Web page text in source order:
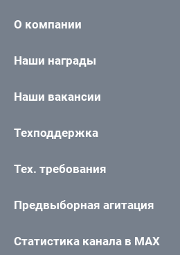
О компании
Наши награды
Наши вакансии
Техподдержка
Тех. требования
Предвыборная агитация
Статистика канала в MAX